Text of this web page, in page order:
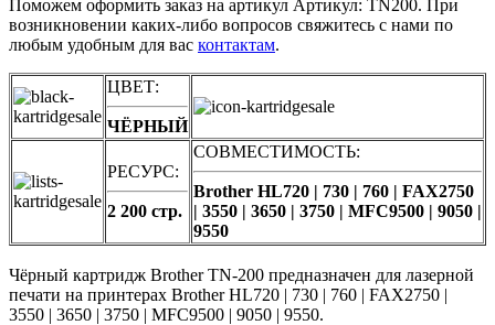
Поможем оформить заказ на артикул Артикул: TN200. При
возникновении каких-либо вопросов свяжитесь с нами по
любым удобным для вас контактам.
ЦВЕТ:
ЧЁРНЫЙ
РЕСУРС:
2 200 стр.
СОВМЕСТИМОСТЬ:
Brother HL720 | 730 | 760 | FAX2750
| 3550 | 3650 | 3750 | MFC9500 | 9050 |
9550
Чёрный картридж Brother TN-200 предназначен для лазерной
печати на принтерах Brother HL720 | 730 | 760 | FAX2750 |
3550 | 3650 | 3750 | MFC9500 | 9050 | 9550.